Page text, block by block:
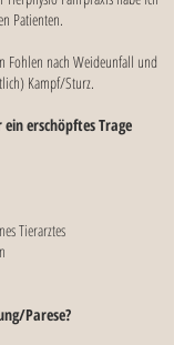
Patienten.
Fohlen nach Weideunfall und
Kampf/Sturz.
ein erschöpftes Trage
Tierarztes
Parese?